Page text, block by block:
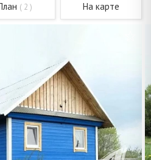
( 2 ) На карте